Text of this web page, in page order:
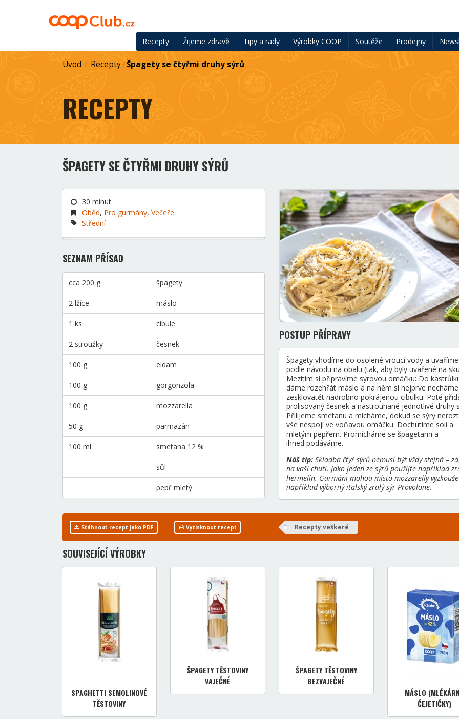
Recepty Žijeme zdravě Tipy a rady Výrobky COOP Soutěže Prodejny
Úvod / Recepty/Špagety se čtyřmi druhy sýrů
RECEPTY
ŠPAGETY SE ČTYŘMI DRUHY SÝRŮ
30 minut
Oběd, Pro gurmány,Večeře
Střední
SEZNAM PŘÍSAD
cca 200 g špagety
2 lžíce máslo
1 ks cibule
2 stroužky česnek
100 g eidam
100 g gorgonzola
100 g mozzarella
50 g parmazán
100 ml smetana 12 %
sůl
pepř mletý
POSTUP PŘÍPRAVY
Špagety vhodíme do osolené vroucí vody a uvaříme
podle návodu na obalu (tak, aby byly uvařené na
Mezitím si připravíme sýrovou omáčku: Do
dáme rozehřát máslo a na něm si nejprve necháme
zesklovatět nadrobno pokrájenou cibulku. Poté
prolisovaný česnek a nastrouhané jednotlivé druhy
Přilijeme smetanu a mícháme, dokud se sýry
vše nespojí ve voňavou omáčku. Dochutíme solí a
mletým pepřem. Promícháme se špagetami a
ihned podáváme.
Náš tip: Skladba čtyř sýrů nemusí být vždy stejná –
na vaší chuti. Jako jeden ze sýrů použijte například
hermelín. Gurmáni mohou místo mozzarelly
například výborný italský zralý sýr Provolone.
Stáhnout recept jako PDF Vytisknout recept Recepty veškeré
SOUVISEJÍCÍ VÝROBKY
SPAGHETTI SEMOLINOVÉ
TĚSTOVINY
ŠPAGETY TĚSTOVINY
VAJEČNÉ
ŠPAGETY TĚSTOVINY
BEZVAJEČNÉ
MÁSLO
ČEJETIČKY)